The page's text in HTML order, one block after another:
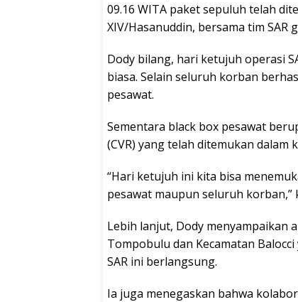
09.16 WITA paket sepuluh telah
XIV/Hasanuddin, bersama tim SAR
Dody bilang, hari ketujuh operasi
biasa. Selain seluruh korban
pesawat.
Sementara black box pesawat
(CVR) yang telah ditemukan dalam
“Hari ketujuh ini kita bisa
pesawat maupun seluruh korban,”
Lebih lanjut, Dody menyampaikan
Tompobulu dan Kecamatan
SAR ini berlangsung.
Ia juga menegaskan bahwa